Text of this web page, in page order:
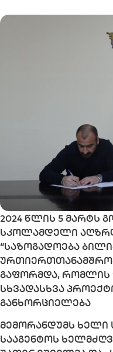
2024 წლის 5 მარტს
სკოლამდელი
“საზოგადოება
გაფორმდა, რომლის
სხვადასხვა
განხორციელება
მემორანდუმს
სააგენტოს